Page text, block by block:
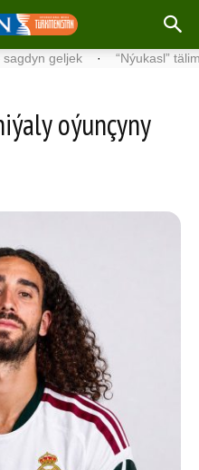
· “Nýukasl” tälimçisini
oýunçyny